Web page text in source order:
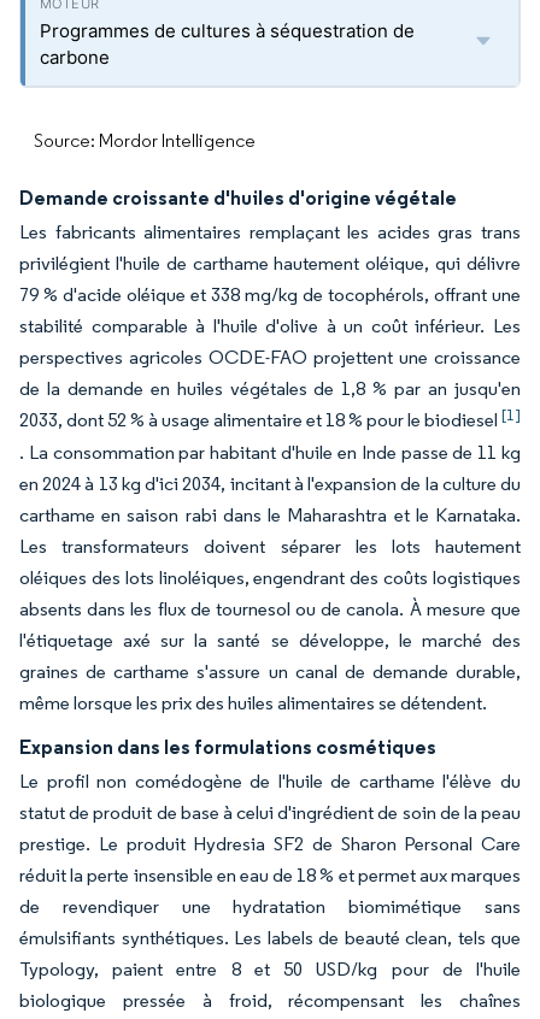
Programmes de cultures à séquestration de
carbone
Source: Mordor Intelligence
Demande croissante d'huiles d'origine végétale
Les fabricants alimentaires remplaçant les acides gras trans
privilégient l'huile de carthame hautement oléique, qui délivre
79 % d'acide oléique et 338 mg/kg de tocophérols, offrant une
stabilité comparable à l'huile d'olive à un coût inférieur. Les
perspectives agricoles OCDE-FAO projettent une croissance
de la demande en huiles végétales de 1,8 % par an jusqu'en
2033, dont 52 % à usage alimentaire et 18 % pour le biodiesel [1]
. La consommation par habitant d'huile en Inde passe de 11 kg
en 2024 à 13 kg d'ici 2034, incitant à l'expansion de la culture du
carthame en saison rabi dans le Maharashtra et le Karnataka.
Les transformateurs doivent séparer les lots hautement
oléiques des lots linoléiques, engendrant des coûts logistiques
absents dans les flux de tournesol ou de canola. À mesure que
l'étiquetage axé sur la santé se développe, le marché des
graines de carthame s'assure un canal de demande durable,
même lorsque les prix des huiles alimentaires se détendent.
Expansion dans les formulations cosmétiques
Le profil non comédogène de l'huile de carthame l'élève du
statut de produit de base à celui d'ingrédient de soin de la peau
prestige. Le produit Hydresia SF2 de Sharon Personal Care
réduit la perte insensible en eau de 18 % et permet aux marques
de revendiquer une hydratation biomimétique sans
émulsifiants synthétiques. Les labels de beauté clean, tels que
Typology, paient entre 8 et 50 USD/kg pour de l'huile
biologique pressée à froid, récompensant les chaînes